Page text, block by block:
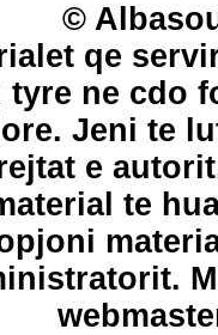
©
qe
ne cdo
Jeni te
e
te